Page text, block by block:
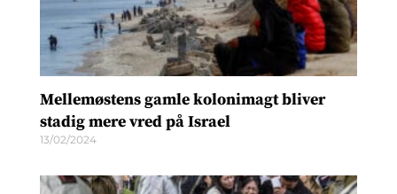
Mellemøstens gamle kolonimagt bliver
stadig mere vred på Israel
13/02/2024